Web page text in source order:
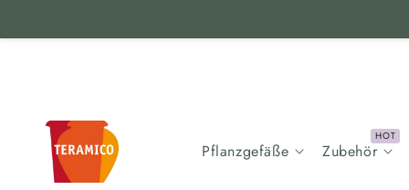
Zum Inhalt
Pflanzgefäße Zubehör